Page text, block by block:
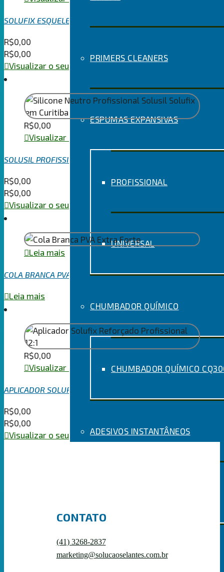
PRIMERS CLEANERS
ESPUMAS EXPANSIVAS
PROFISSIONAL
UNIVERSAL
CHUMBADOR QUÍMICO
CHUMBADOR QUÍMICO
ADESIVOS INSTANTÂNEOS
APLICADOR
SOLUFIX ESQUELETO 8:1
R$0,00
R$0,00
Visualizar o seu carrinho
R$0,00
Visualizar o seu carrinho
SOLUSIL PROFISSIONAL NEUTRO
R$0,00
R$0,00
Visualizar o seu carrinho
Leia mais
COLA BRANCA PVA EXTRA FORTE
Leia mais
R$0,00
Visualizar o seu carrinho
APLICADOR SOLUFIX REFORÇADO PROFISSIONAL 12:1
R$0,00
R$0,00
Visualizar o seu carrinho
CONTATO
(41) 3268-2837
marketing@solucaoselantes.com.br